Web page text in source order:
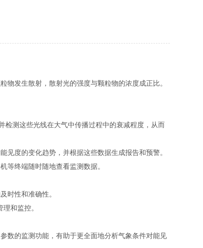
发生散射，散射光的强度与颗粒物的浓度成正比。
检测这些光线在大气中传播过程中的衰减程度，从而
度的变化趋势，并根据这些数据生成报告和预警。
等终端随时随地查看监测数据。
时性和准确性。
和监控。
数的监测功能，有助于更全面地分析气象条件对能见